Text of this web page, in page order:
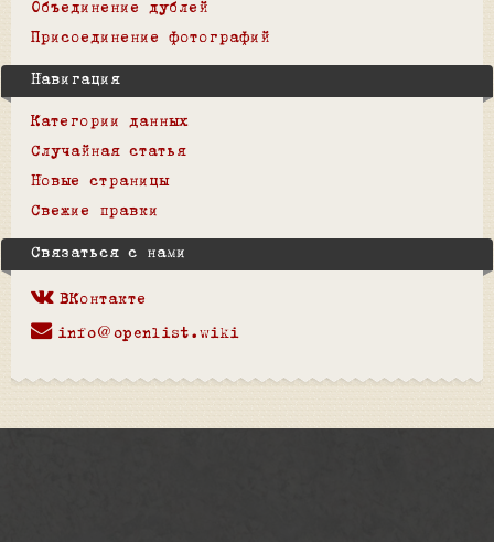
Объединение дублей
Присоединение фотографий
Навигация
Категории данных
Случайная статья
Новые страницы
Свежие правки
Связаться с нами
ВКонтакте
info@openlist.wiki